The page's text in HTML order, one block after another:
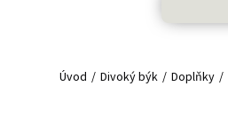
Úvod Divoký býk Doplňky